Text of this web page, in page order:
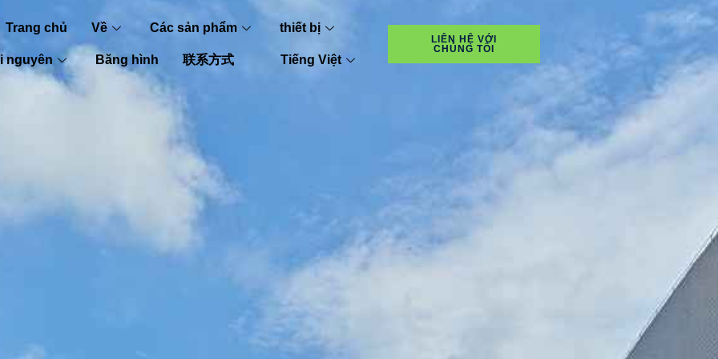
Trang chủ Về Các sản phẩm thiết bị
nguyên Băng hình 联系方式 Tiếng Việt
LIÊN HỆ VỚI
CHÚNG TÔI